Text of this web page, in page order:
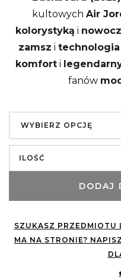
kultowych Air
kolorystyką i
zamsz i
komforti
fanów
WYBIERZ OPCJĘ
ILOŚĆ
DODAJ
SZUKASZ PRZEDMIOTU
MA NA STRONIE?